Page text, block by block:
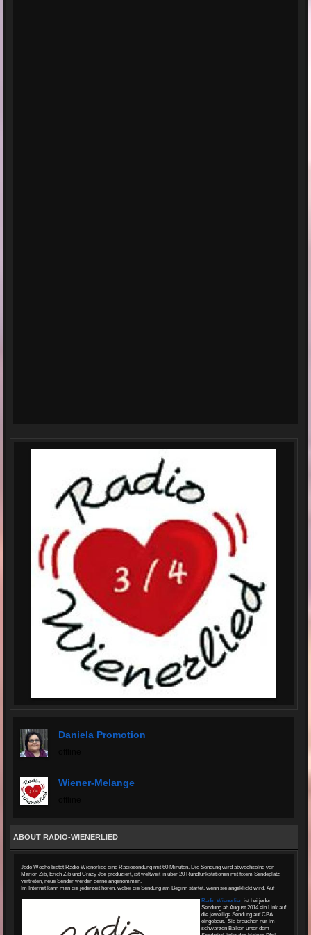
Daniela Promotion
Wiener-Melange
ABOUT RADIO-WIENERLIED
Jede Woche bietet Radio Wienerlied eine Radiosendung mit 60 Minuten. Die Sendung wird abwechselnd von
Marion Zib, Erich Zib und Crazy Joe produziert, ist weltweit in über 20 Rundfunkstationen mit fixem Sendeplatz
vertreten, neue Sender werden gerne angenommen.
Im Internet kann man die jederzeit hören, wobei die Sendung am Beginn startet, wenn sie angeklickt wird. Auf
Radio Wienerlied ist bei jeder
Sendung ab August 2014 ein Link auf
die jeweilige Sendung auf CBA
eingebaut. Sie brauchen nur im
schwarzen Balken unter dem